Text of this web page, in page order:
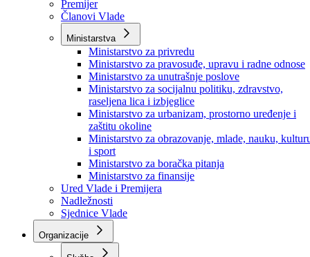
Vlada
Vlada BPK Goražde
Premijer
Članovi Vlade
Ministarstva
Ministarstvo za privredu
Ministarstvo za pravosuđe, upravu i radne odnose
Ministarstvo za unutrašnje poslove
Ministarstvo za socijalnu politiku, zdravstvo,
raseljena lica i izbjeglice
Ministarstvo za urbanizam, prostorno uređenje i
zaštitu okoline
Ministarstvo za obrazovanje, mlade, nauku,
i sport
Ministarstvo za boračka pitanja
Ministarstvo za finansije
Ured Vlade i Premijera
Nadležnosti
Sjednice Vlade